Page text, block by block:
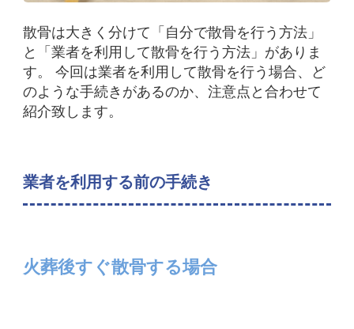
散骨は大きく分けて「自分で散骨を行う方法」
と「業者を利用して散骨を行う方法」がありま
す。 今回は業者を利用して散骨を行う場合、ど
のような手続きがあるのか、注意点と合わせて
紹介致します。
業者を利用する前の手続き
火葬後すぐ散骨する場合